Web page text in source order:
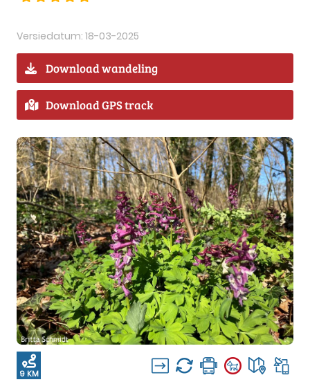
Versiedatum: 18-03-2025
Download wandeling
Download GPS track
9 KM